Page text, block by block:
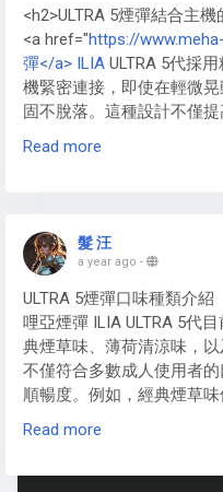
煙油，進一步提升雲霧密
受遠超低瓦數小煙電子煙
年趨勢顯示，高瓦數電子
霧形成，讓大煙體驗更極致
<h2>ULTRA 5煙彈結合主
<a href="https://
彈</a> ILIA ULTRA 5代採
機緊密連接，即使在輕微
固不脫落。這種設計不僅
時的氣流穩定，提供均勻的
有效避免因連接不緊而造
使用者皆十分友好。
Read more
髮 汪
a year ago -
ULTRA 5煙彈口味種類介紹
哩亞煙彈 ILIA ULTRA 5代
典煙草味、薄荷清涼味，
不僅符合多數成人使用者
順暢度。例如，經典煙草
則帶來清爽體驗；水果口味
Read more